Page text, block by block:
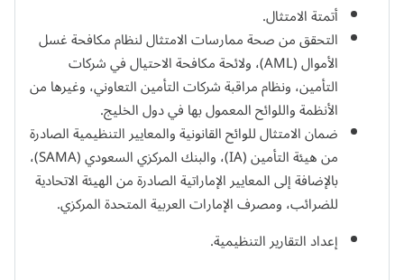
أتمتة الامتثال.
التحقق من صحة ممارسات الامتثال لنظام مكافحة غسل
الأموال (AML)، ولائحة مكافحة الاحتيال في شركات
التأمين، ونظام مراقبة شركات التأمين التعاوني، وغيرها من
الأنظمة واللوائح المعمول بها في دول الخليج.
ضمان الامتثال للوائح القانونية والمعايير التنظيمية الصادرة
من هيئة التأمين (IA)، والبنك المركزي السعودي (SAMA)،
بالإضافة إلى المعايير الإماراتية الصادرة من الهيئة الاتحادية
للضرائب، ومصرف الإمارات العربية المتحدة المركزي.
إعداد التقارير التنظيمية.